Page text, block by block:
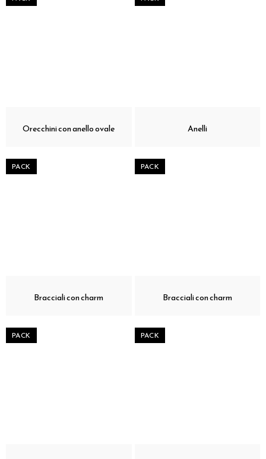
Orecchini con anello ovale Anelli
PACK
Bracciali con charm
PACK
Bracciali con charm
PACK PACK